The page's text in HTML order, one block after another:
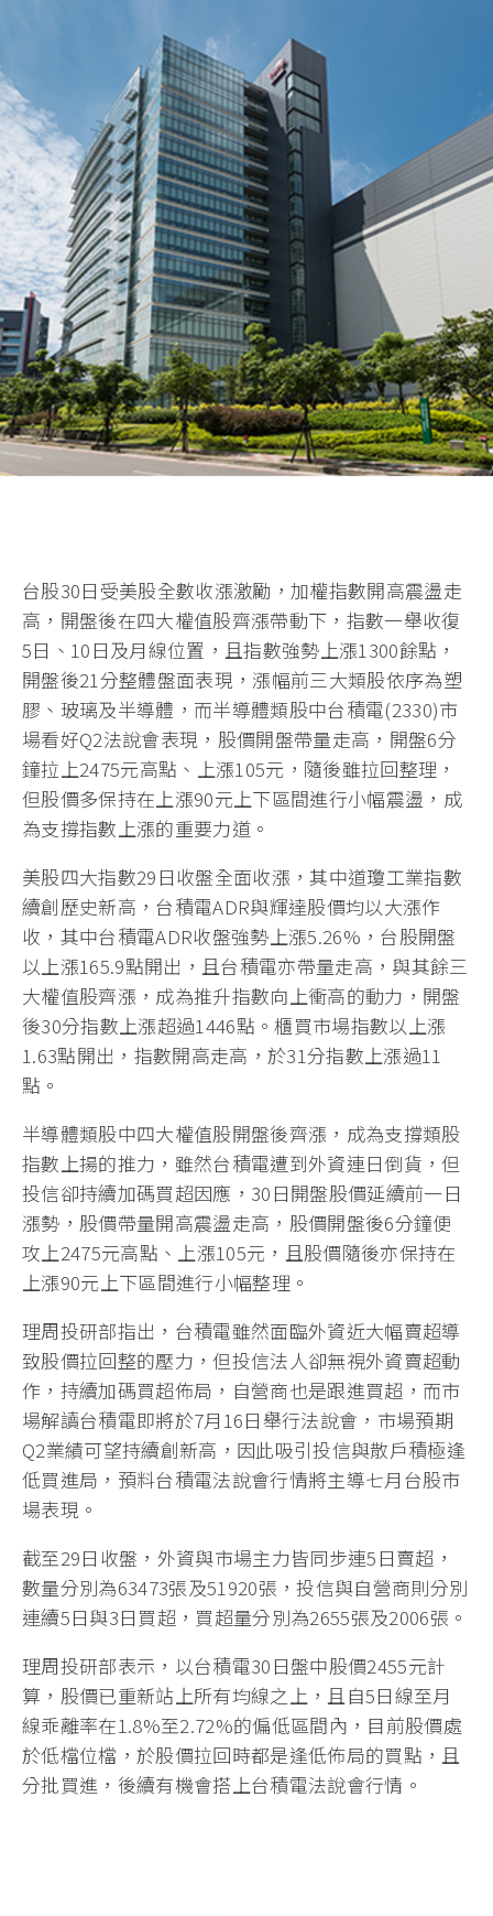
台股30日受美股全數收漲激勵，加權指數開高震盪走
高，開盤後在四大權值股齊漲帶動下，指數一舉收復
5日、10日及月線位置，且指數強勢上漲1300餘點，
開盤後21分整體盤面表現，漲幅前三大類股依序為塑
膠、玻璃及半導體，而半導體類股中台積電(2330)市
場看好Q2法說會表現，股價開盤帶量走高，開盤6分
鐘拉上2475元高點、上漲105元，隨後雖拉回整理，
為支撐指數上漲的重要力道。
美股四大指數29日收盤全面收漲，其中道瓊工業指數
續創歷史新高，台積電ADR與輝達股價均以大漲作
收，其中台積電ADR收盤強勢上漲5.26%，台股開盤
以上漲165.9點開出，且台積電亦帶量走高，與其餘三
後30分指數上漲超過1446點。櫃買市場指數以上漲
1.63點開出，指數開高走高，於31分指數上漲過11
點。
半導體類股中四大權值股開盤後齊漲，成為支撐類股
指數上揚的推力，雖然台積電遭到外資連日倒貨，但
投信卻持續加碼買超因應，30日開盤股價延續前一日
攻上2475元高點、上漲105元，且股價隨後亦保持在
上漲90元上下區間進行小幅整理。
致股價拉回整的壓力，但投信法人卻無視外資賣超動
作，持續加碼買超佈局，自營商也是跟進買超，而市
場解讀台積電即將於7月16日舉行法說會，市場預期
Q2業績可望持續創新高，因此吸引投信與散戶積極逢
低買進局，預料台積電法說會行情將主導七月台股市